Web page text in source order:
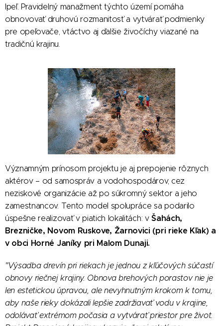
Ipeľ. Pravidelný manažment týchto území pomáha
obnovovať druhovú rozmanitosť a vytvárať podmienky
pre opeľovače, vtáctvo aj ďalšie živočíchy viazané na
tradičnú krajinu.
Významným prínosom projektu je aj prepojenie rôznych
aktérov – od samospráv a vodohospodárov, cez
neziskové organizácie až po súkromný sektor a jeho
zamestnancov. Tento model spolupráce sa podarilo
úspešne realizovať v piatich lokalitách: vŠahách,
Brezničke, Novom Ruskove, Žarnovici (pri rieke Kľak) a
v obci Horné Janíky pri Malom Dunaji.
"Výsadba drevín pri riekach je jednou z kľúčových súčastí
obnovy riečnej krajiny. Obnova brehových porastov nie je
len estetickou úpravou, ale nevyhnutným krokom k tomu,
aby naše rieky dokázali lepšie zadržiavať vodu v krajine,
odolávať extrémom počasia a vytvárať priestor pre život.